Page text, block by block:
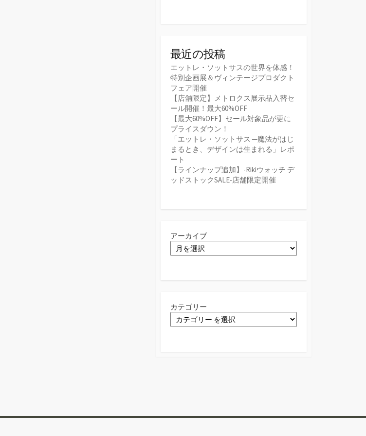
最近の投稿
エットレ・ソットサスの世界を体感！
特別企画展＆ヴィンテージプロダクト
フェア開催
【店舗限定】メトロクス展示品入替セ
ール開催！最大60%OFF
【最大60%OFF】セール対象品が更に
プライスダウン！
「エットレ・ソットサス ─魔法がはじ
まるとき、デザインは生まれる」レポ
ート
【ラインナップ追加】-Rikiウォッチ デ
ッドストックSALE-店舗限定開催
アーカイブ
カテゴリー